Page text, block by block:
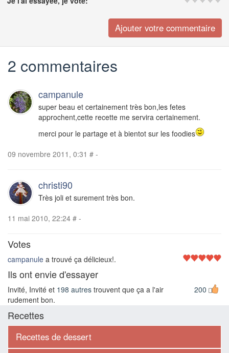
2 commentaires
campanule
super beau et certainement très bon,les fetes
approchent,cette recette me servira certainement.
merci pour le partage et à bientot sur les foodies
09 novembre 2011, 0:31 # -
christi90
Très joli et surement très bon.
11 mai 2010, 22:24 # -
Votes
campanule a trouvé ça délicieux!.
Ils ont envie d'essayer
200
Invité, Invité et 198 autres trouvent que ça a l'air
rudement bon.
Recettes
Recettes de dessert